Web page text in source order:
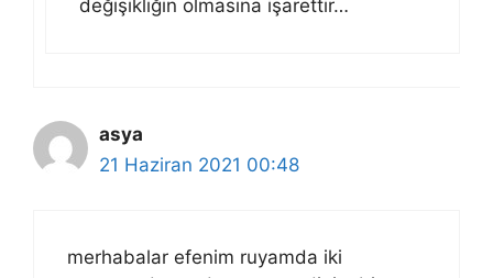
değişikliğin olmasına işarettir…
asya
21 Haziran 2021 00:48
merhabalar efenim ruyamda iki